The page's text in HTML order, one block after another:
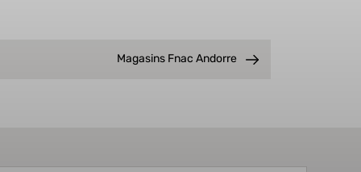
Magasins Fnac Andorre